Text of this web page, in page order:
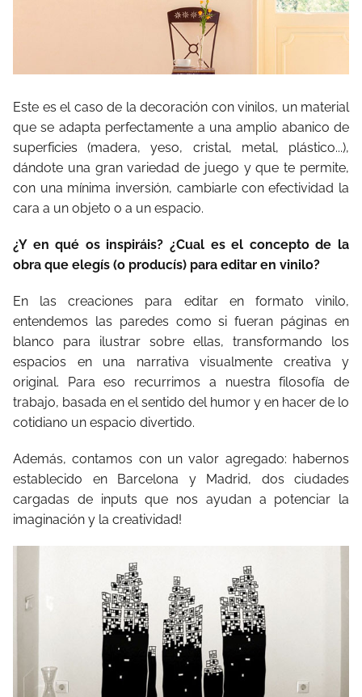
Este es el caso de la decoración con vinilos, un material
que se adapta perfectamente a una amplio abanico de
superficies (madera, yeso, cristal, metal, plástico...),
dándote una gran variedad de juego y que te permite,
con una mínima inversión, cambiarle con efectividad la
cara a un objeto o a un espacio.
¿Y en qué os inspiráis? ¿Cual es el concepto de la
obra que elegís (o producís) para editar en vinilo?
En las creaciones para editar en formato vinilo,
entendemos las paredes como si fueran páginas en
blanco para ilustrar sobre ellas, transformando los
espacios en una narrativa visualmente creativa y
original. Para eso recurrimos a nuestra filosofía de
trabajo, basada en el sentido del humor y en hacer de lo
cotidiano un espacio divertido.
Además, contamos con un valor agregado: habernos
establecido en Barcelona y Madrid, dos ciudades
cargadas de inputs que nos ayudan a potenciar la
imaginación y la creatividad!